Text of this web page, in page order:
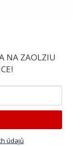
NA ZAOLZIU
údajů